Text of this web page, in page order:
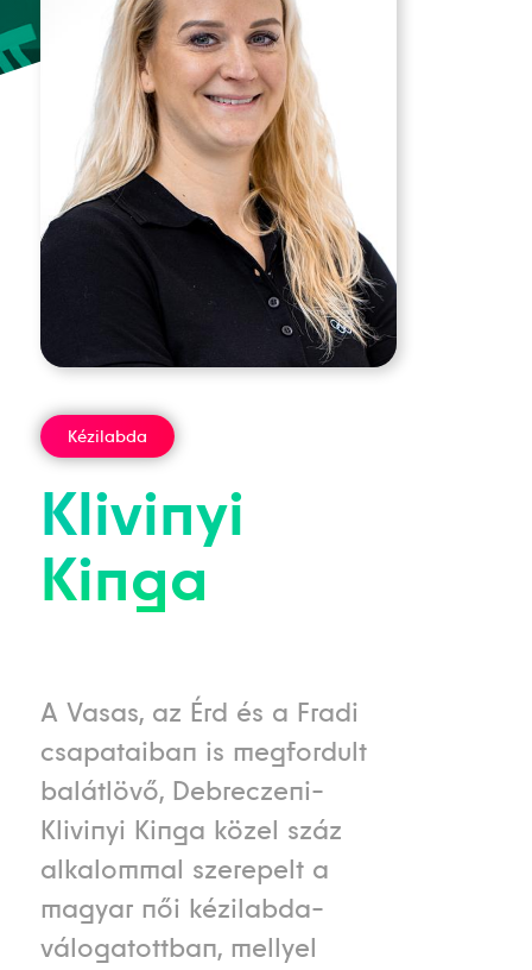
Kézilabda
Klivinyi
Kinga
A Vasas, az Érd és a Fradi
csapataiban is megfordult
balátlövő, Debreczeni-
Klivinyi Kinga közel száz
alkalommal szerepelt a
magyar női kézilabda-
válogatottban, mellyel